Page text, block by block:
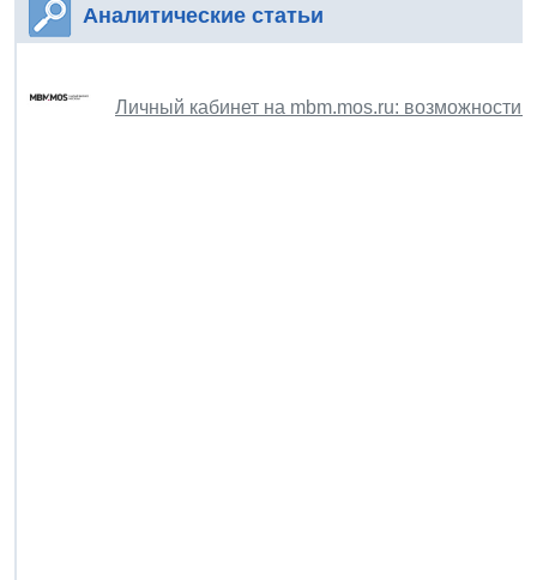
Аналитические статьи
Личный кабинет на mbm.mos.ru: возможности